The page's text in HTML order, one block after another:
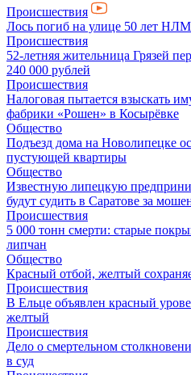
Происшествия
Лось погиб на улице 50 лет
Происшествия
52-летняя жительница Грязей
240 000 рублей
Происшествия
Налоговая пытается взыскать
фабрики «Рошен» в Косырёвке
Общество
Подъезд дома на Новолипецке
пустующей квартиры
Общество
Известную липецкую
будут судить в Саратове за
Происшествия
5 000 тонн смерти: старые
липчан
Общество
Красный отбой, желтый
Происшествия
В Ельце объявлен красный
желтый
Происшествия
Дело о смертельном
в суд